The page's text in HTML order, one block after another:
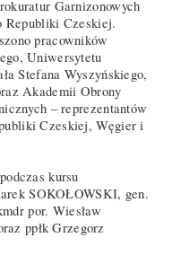
Garnizonowych
Republiki Czeskiej.
pracowników
Uniwersytetu
Stefana Wyszyńskiego,
Akademii Obrony
– reprezentantów
Czeskiej, Węgier i
kursu
SOKOŁOWSKI, gen.
por. Wiesław
ppłk Grzegorz